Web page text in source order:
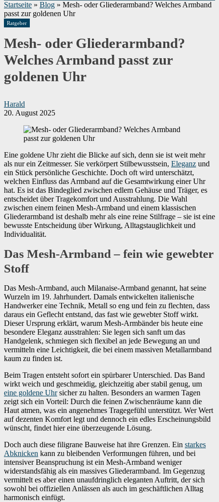
Startseite » Blog » Mesh- oder Gliederarmband? Welches Armband
passt zur goldenen Uhr
Ratgeber
Mesh- oder Gliederarmband?
Welches Armband passt zur
goldenen Uhr
Harald
20. August 2025
Eine goldene Uhr zieht die Blicke auf sich, denn sie ist weit mehr
als nur ein Zeitmesser. Sie verkörpert Stilbewusstsein, Eleganz und
ein Stück persönliche Geschichte. Doch oft wird unterschätzt,
welchen Einfluss das Armband auf die Gesamtwirkung einer Uhr
hat. Es ist das Bindeglied zwischen edlem Gehäuse und Träger, es
entscheidet über Tragekomfort und Ausstrahlung. Die Wahl
zwischen einem feinen Mesh-Armband und einem klassischen
Gliederarmband ist deshalb mehr als eine reine Stilfrage – sie ist eine
bewusste Entscheidung über Wirkung, Alltagstauglichkeit und
Individualität.
Das Mesh-Armband – fein wie gewebter
Stoff
Das Mesh-Armband, auch Milanaise-Armband genannt, hat seine
Wurzeln im 19. Jahrhundert. Damals entwickelten italienische
Handwerker eine Technik, Metall so eng und fein zu flechten, dass
daraus ein Geflecht entstand, das fast wie gewebter Stoff wirkt.
Dieser Ursprung erklärt, warum Mesh-Armbänder bis heute eine
besondere Eleganz ausstrahlen: Sie legen sich sanft um das
Handgelenk, schmiegen sich flexibel an jede Bewegung an und
vermitteln eine Leichtigkeit, die bei einem massiven Metallarmband
kaum zu finden ist.
Beim Tragen entsteht sofort ein spürbarer Unterschied. Das Band
wirkt weich und geschmeidig, gleichzeitig aber stabil genug, um
eine goldene Uhrsicher zu halten. Besonders an warmen Tagen
zeigt sich ein Vorteil: Durch die feinen Zwischenräume kann die
Haut atmen, was ein angenehmes Tragegefühl unterstützt. Wer Wert
auf dezenten Komfort legt und dennoch ein edles Erscheinungsbild
wünscht, findet hier eine überzeugende Lösung.
Doch auch diese filigrane Bauweise hat ihre Grenzen. Ein starkes
Abknicken kann zu bleibenden Verformungen führen, und bei
intensiver Beanspruchung ist ein Mesh-Armband weniger
widerstandsfähig als ein massives Gliederarmband. Im Gegenzug
vermittelt es aber einen unaufdringlich eleganten Auftritt, der sich
sowohl bei offiziellen Anlässen als auch im geschäftlichen Alltag
harmonisch einfügt.